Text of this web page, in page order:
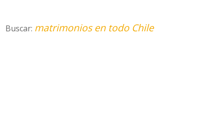
Buscar: matrimonios en todo Chile